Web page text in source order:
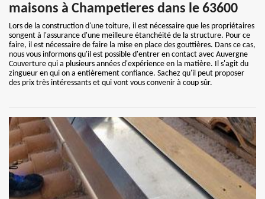
maisons à Champetieres dans le 63600
Lors de la construction d'une toiture, il est nécessaire que les propriétaires
songent à l'assurance d'une meilleure étanchéité de la structure. Pour ce
faire, il est nécessaire de faire la mise en place des gouttières. Dans ce cas,
nous vous informons qu'il est possible d'entrer en contact avec Auvergne
Couverture qui a plusieurs années d'expérience en la matière. Il s'agit du
zingueur en qui on a entièrement confiance. Sachez qu'il peut proposer
des prix très intéressants et qui vont vous convenir à coup sûr.